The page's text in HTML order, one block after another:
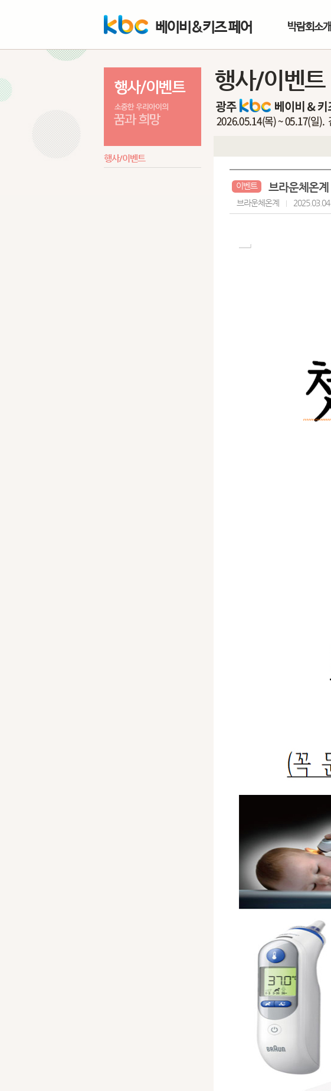
베이비&키즈 페어 박람회소개
행사/이벤트
행사/이벤트
이벤트 브라운체온계
브라운체온계 2025.03.04